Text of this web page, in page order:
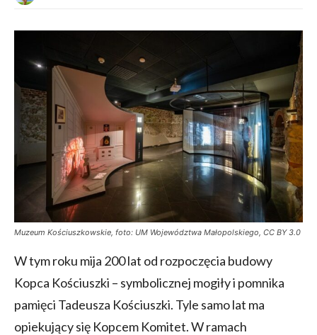
Muzeum Kościuszkowskie, foto: UM Województwa Małopolskiego, CC BY 3.0
W tym roku mija 200 lat od rozpoczęcia budowy
Kopca Kościuszki – symbolicznej mogiły i pomnika
pamięci Tadeusza Kościuszki. Tyle samo lat ma
opiekujący się Kopcem Komitet. W ramach